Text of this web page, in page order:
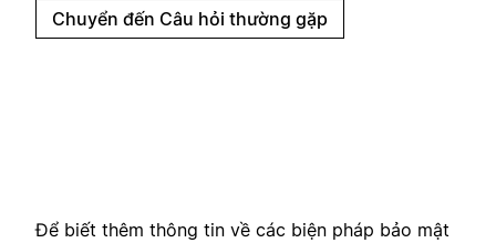
Chuyển đến Câu hỏi thường gặp
Để biết thêm thông tin về các biện pháp bảo mật